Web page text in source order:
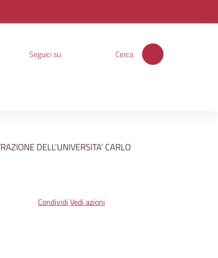
Seguici su Cerca
DELL’UNIVERSITA’ CARLO
Condividi Vedi azioni